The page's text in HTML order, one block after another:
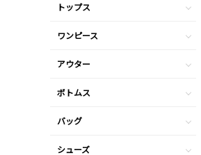
トップス
ワンピース
アウター
ボトムス
バッグ
シューズ